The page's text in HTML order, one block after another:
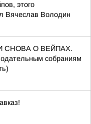
этого
Вячеслав Володин
И СНОВА О ВЕЙПАХ.
собраниям